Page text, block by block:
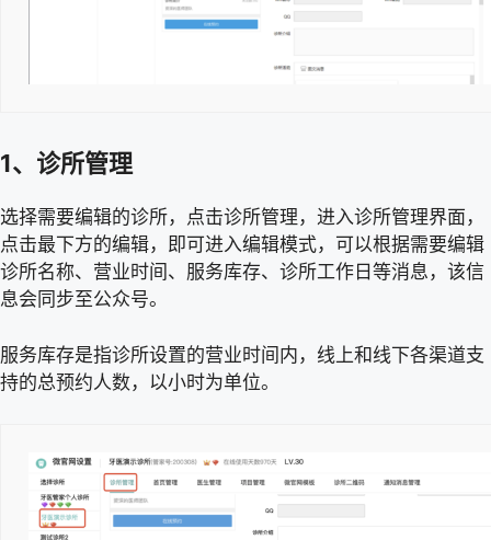
1、诊所管理
选择需要编辑的诊所，点击诊所管理，进入诊所管理界面，
点击最下方的编辑，即可进入编辑模式，可以根据需要编辑
诊所名称、营业时间、服务库存、诊所工作日等消息，该信
息会同步至公众号。
服务库存是指诊所设置的营业时间内，线上和线下各渠道支
持的总预约人数，以小时为单位。